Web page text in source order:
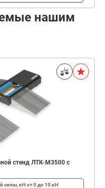
нашим
стенд ЛТК-М3500 с
силы, кНот 0 до 10 кН